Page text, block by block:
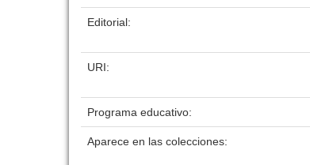
Editorial:
URI:
Programa educativo:
Aparece en las colecciones: